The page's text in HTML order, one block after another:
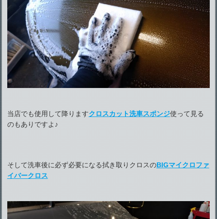
当店でも使用して降りますクロスカット洗車スポンジ使って見る
のもありですよ♪
そして洗車後に必ず必要になる拭き取りクロスのBIGマイクロファ
イバークロス